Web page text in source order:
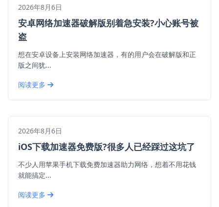
2026年8月6日
安卓网络加速器破解版别着急安装?小心账号被
盗
想在安卓设备上安装网络加速器，有的用户会在破解版和正
版之间犹...
阅读更多
2026年8月6日
iOS下载加速器免费版?很多人已经踩过这坑了
不少人用苹果手机下载免费加速器助力网络，想着不用花钱
就能搞定...
阅读更多